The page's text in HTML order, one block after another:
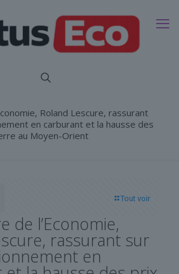
Roland Lescure, rassurant
en carburant et la hausse des
au Moyen-Orient
Tout voir
de l’Economie,
rassurant sur
en